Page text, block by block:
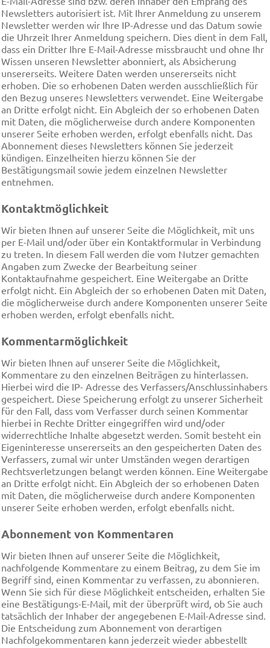
Newsletters autorisiert ist. Mit Ihrer Anmeldung zu unserem
Newsletter werden wir Ihre IP-Adresse und das Datum sowie
die Uhrzeit Ihrer Anmeldung speichern. Dies dient in dem Fall,
dass ein Dritter Ihre E-Mail-Adresse missbraucht und ohne Ihr
Wissen unseren Newsletter abonniert, als Absicherung
unsererseits. Weitere Daten werden unsererseits nicht
erhoben. Die so erhobenen Daten werden ausschließlich für
den Bezug unseres Newsletters verwendet. Eine Weitergabe
an Dritte erfolgt nicht. Ein Abgleich der so erhobenen Daten
mit Daten, die möglicherweise durch andere Komponenten
unserer Seite erhoben werden, erfolgt ebenfalls nicht. Das
Abonnement dieses Newsletters können Sie jederzeit
kündigen. Einzelheiten hierzu können Sie der
Bestätigungsmail sowie jedem einzelnen Newsletter
entnehmen.
Kontaktmöglichkeit
Wir bieten Ihnen auf unserer Seite die Möglichkeit, mit uns
per E-Mail und/oder über ein Kontaktformular in Verbindung
zu treten. In diesem Fall werden die vom Nutzer gemachten
Angaben zum Zwecke der Bearbeitung seiner
Kontaktaufnahme gespeichert. Eine Weitergabe an Dritte
erfolgt nicht. Ein Abgleich der so erhobenen Daten mit Daten,
die möglicherweise durch andere Komponenten unserer Seite
erhoben werden, erfolgt ebenfalls nicht.
Kommentarmöglichkeit
Wir bieten Ihnen auf unserer Seite die Möglichkeit,
Kommentare zu den einzelnen Beiträgen zu hinterlassen.
Hierbei wird die IP- Adresse des Verfassers/Anschlussinhabers
gespeichert. Diese Speicherung erfolgt zu unserer Sicherheit
für den Fall, dass vom Verfasser durch seinen Kommentar
hierbei in Rechte Dritter eingegriffen wird und/oder
widerrechtliche Inhalte abgesetzt werden. Somit besteht ein
Eigeninteresse unsererseits an den gespeicherten Daten des
Verfassers, zumal wir unter Umständen wegen derartigen
Rechtsverletzungen belangt werden können. Eine Weitergabe
an Dritte erfolgt nicht. Ein Abgleich der so erhobenen Daten
mit Daten, die möglicherweise durch andere Komponenten
unserer Seite erhoben werden, erfolgt ebenfalls nicht.
Abonnement von Kommentaren
Wir bieten Ihnen auf unserer Seite die Möglichkeit,
nachfolgende Kommentare zu einem Beitrag, zu dem Sie im
Begriff sind, einen Kommentar zu verfassen, zu abonnieren.
Wenn Sie sich für diese Möglichkeit entscheiden, erhalten Sie
eine Bestätigungs-E-Mail, mit der überprüft wird, ob Sie auch
tatsächlich der Inhaber der angegebenen E-Mail-Adresse sind.
Die Entscheidung zum Abonnement von derartigen
Nachfolgekommentaren kann jederzeit wieder abbestellt